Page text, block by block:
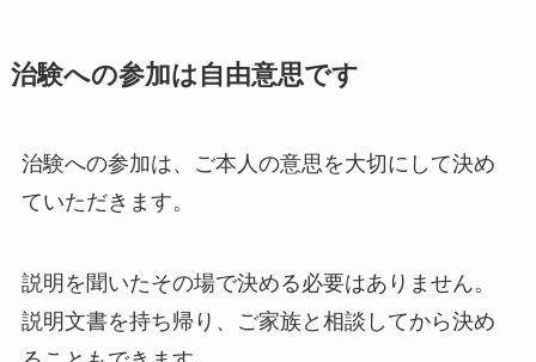
治験への参加は自由意思です
治験への参加は、ご本人の意思を大切にして決め
ていただきます。
説明を聞いたその場で決める必要はありません。
説明文書を持ち帰り、ご家族と相談してから決め